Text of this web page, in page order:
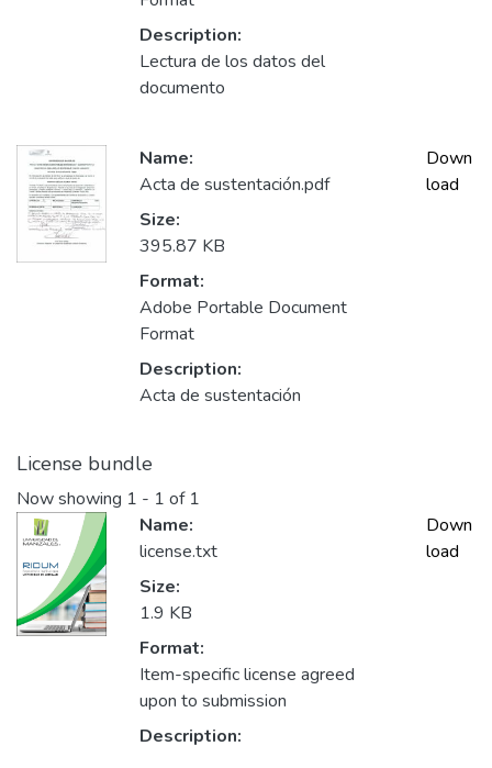
Description:
Lectura de los datos del
documento
Name:
Acta de sustentación.pdf
Size:
395.87 KB
Format:
Adobe Portable Document
Format
Description:
Acta de sustentación
Down
load
License bundle
Now showing 1 - 1 of 1
Name:
license.txt
Size:
1.9 KB
Format:
Item-specific license agreed
upon to submission
Description:
Down
load